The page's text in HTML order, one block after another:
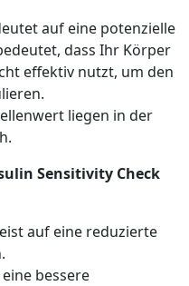
auf eine potenzielle
dass Ihr Körper
effektiv nutzt, um den
liegen in der
Sensitivity Check
auf eine reduzierte
bessere